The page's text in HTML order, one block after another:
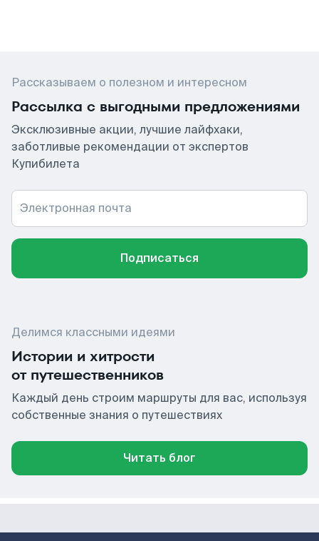
Рассказываем о полезном и интересном
Рассылка с выгодными предложениями
Эксклюзивные акции, лучшие лайфхаки,
заботливые рекомендации от экспертов
Купибилета
Электронная почта
Подписаться
Делимся классными идеями
Истории и хитрости
от путешественников
Каждый день строим маршруты для вас, используя
собственные знания о путешествиях
Читать блог